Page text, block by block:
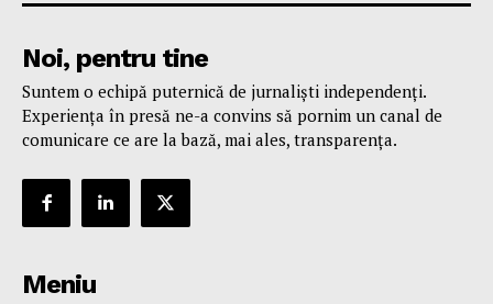
Noi, pentru tine
Suntem o echipă puternică de jurnaliști independenți.
Experiența în presă ne-a convins să pornim un canal de
comunicare ce are la bază, mai ales, transparența.
Meniu